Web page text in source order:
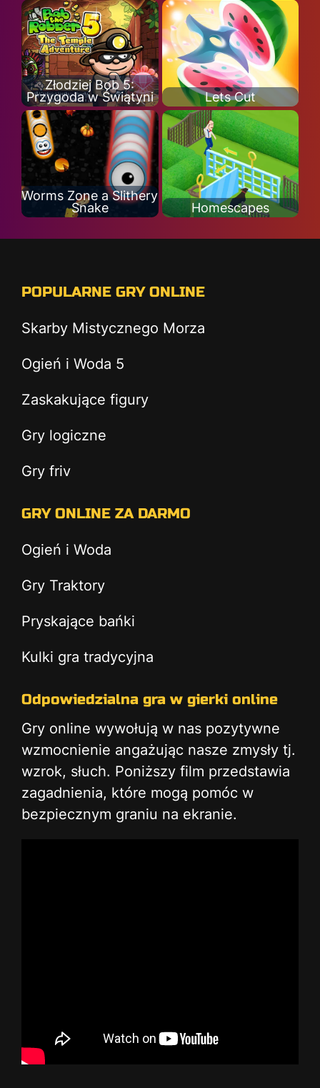
Złodziej Bob 5:
Przygoda w Świątyni
Lets Cut
Worms Zone a Slithery
Snake
Homescapes
POPULARNE GRY ONLINE
Skarby Mistycznego Morza
Ogień i Woda 5
Zaskakujące figury
Gry logiczne
Gry friv
GRY ONLINE ZA DARMO
Ogień i Woda
Gry Traktory
Pryskające bańki
Kulki gra tradycyjna
Odpowiedzialna gra w gierki online
Gry online wywołują w nas pozytywne
wzmocnienie angażując nasze zmysły tj.
wzrok, słuch. Poniższy film przedstawia
zagadnienia, które mogą pomóc w
bezpiecznym graniu na ekranie.